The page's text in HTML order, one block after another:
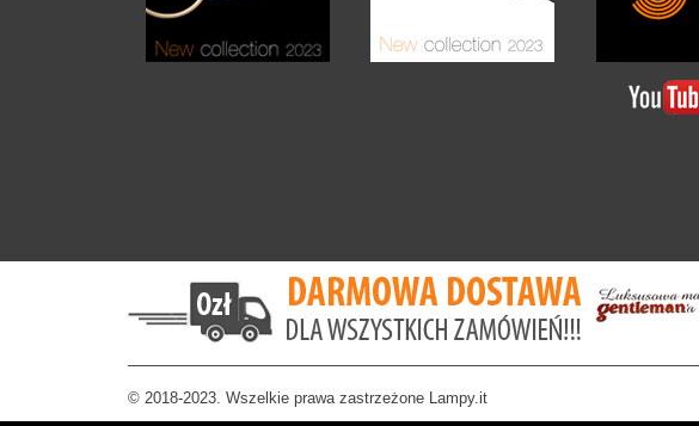
© 2018-2023. Wszelkie prawa zastrzeżone Lampy.it